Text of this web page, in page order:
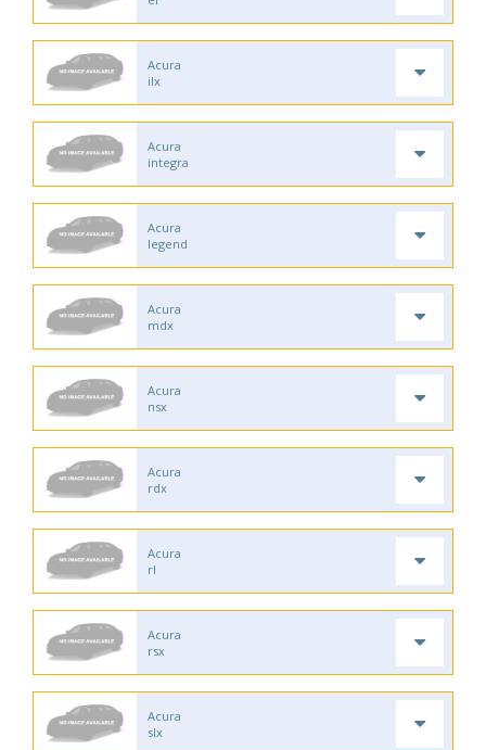
Acura
ilx
Acura
integra
Acura
legend
Acura
mdx
Acura
nsx
Acura
rdx
Acura
rl
Acura
rsx
Acura
slx